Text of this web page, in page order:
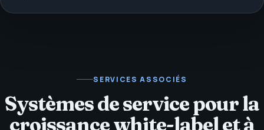
SERVICES ASSOCIÉS
Systèmes de service pour la
croissance white-label et à